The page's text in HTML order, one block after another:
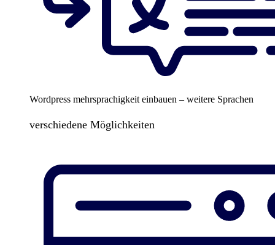
Wordpress mehrsprachigkeit einbauen – weitere Sprachen
verschiedene Möglichkeiten